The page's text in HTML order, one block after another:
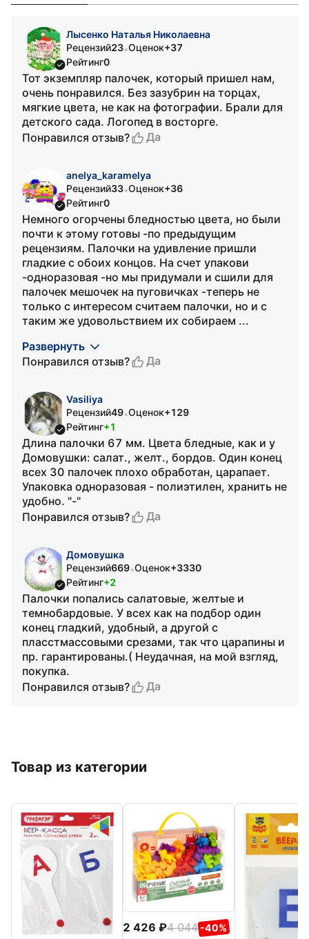
Лысенко Наталья Николаевна
Рецензий23•Оценок+37
Рейтинг0
Тот экземпляр палочек, который пришел нам,
очень понравился. Без зазубрин на торцах,
мягкие цвета, не как на фотографии. Брали для
детского сада. Логопед в восторге.
Понравился отзыв?
Да
anelya_karamelya
Рецензий33•Оценок+36
Рейтинг0
Немного огорчены бледностью цвета, но были
почти к этому готовы -по предыдущим
рецензиям. Палочки на удивление пришли
гладкие с обоих концов. На счет упакови
-одноразовая -но мы придумали и сшили для
палочек мешочек на пуговичках -теперь не
только с интересом считаем палочки, но и с
таким же удовольствием их собираем ...
Развернуть
Понравился отзыв?
Да
Vasiliya
Рецензий49•Оценок+129
Рейтинг+1
Длина палочки 67 мм. Цвета бледные, как и у
Домовушки: салат., желт., бордов. Один конец
всех 30 палочек плохо обработан, царапает.
Упаковка одноразовая - полиэтилен, хранить не
удобно. "-"
Понравился отзыв?
Да
Домовушка
Рецензий669•Оценок+3330
Рейтинг+2
Палочки попались салатовые, желтые и
темнобардовые. У всех как на подбор один
конец гладкий, удобный, а другой с
пласстмассовыми срезами, так что царапины и
пр. гарантированы.( Неудачная, на мой взгляд,
покупка.
Понравился отзыв?
Да
Товар из категории
2 426 4 044 -40%